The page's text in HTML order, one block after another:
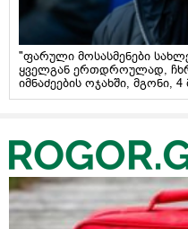
"ფარული მოსასმენები
ყველგან ერთდროულად,
იმნაძეების ოჯახში, მგონი,